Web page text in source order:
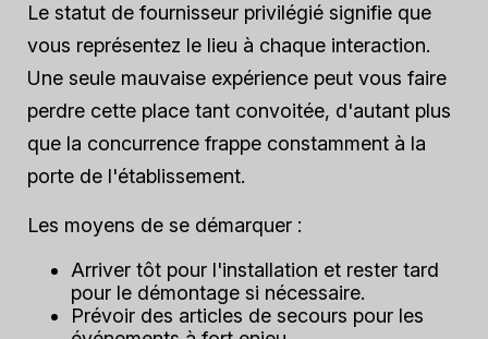
Le statut de fournisseur privilégié signifie que
vous représentez le lieu à chaque interaction.
Une seule mauvaise expérience peut vous faire
perdre cette place tant convoitée, d'autant plus
que la concurrence frappe constamment à la
porte de l'établissement.
Les moyens de se démarquer :
Arriver tôt pour l'installation et rester tard
pour le démontage si nécessaire.
Prévoir des articles de secours pour les